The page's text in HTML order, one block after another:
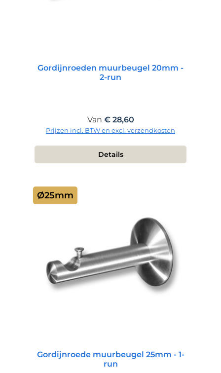
Gordijnroeden muurbeugel 20mm -
2-run
Normale prijs:
Van € 28,60
Prijzen incl. BTW en excl. verzendkosten
Details
Ø25mm
Gordijnroede muurbeugel 25mm - 1-
run